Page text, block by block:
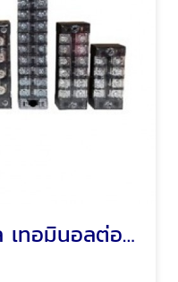
Terminal เทอมินอล เทอมินอลต่อสายไฟ พัทยา ชลบุรี